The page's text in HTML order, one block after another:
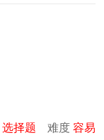
选择题 难度 容易